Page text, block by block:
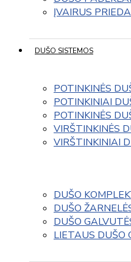
ĮVAIRUS
DUŠO SISTEMOS
POTINKINĖS
POTINKINIAI
POTINKINĖS
VIRŠTINKINĖS
VIRŠTINKINIAI
DUŠO
DUŠO
DUŠO
LIETAUS DUŠO